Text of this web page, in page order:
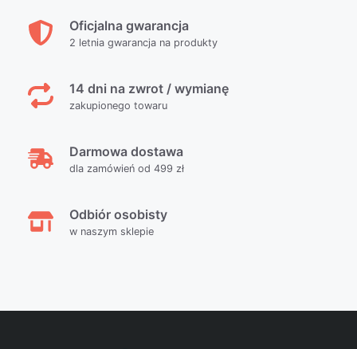
Oficjalna gwarancja
2 letnia gwarancja na produkty
14 dni na zwrot / wymianę
zakupionego towaru
Darmowa dostawa
dla zamówień od 499 zł
Odbiór osobisty
w naszym sklepie